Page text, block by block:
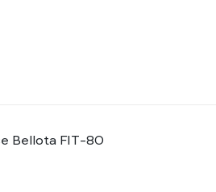
Bellota FIT-80